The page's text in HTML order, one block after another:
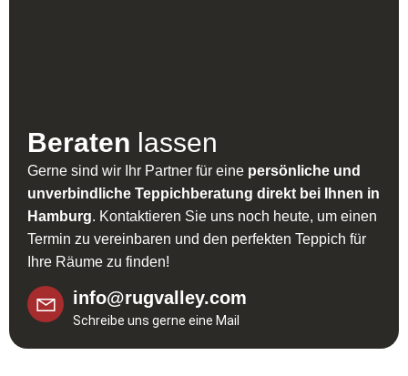
Beraten lassen
Gerne sind wir Ihr Partner für eine persönliche und
unverbindliche Teppichberatung direkt bei Ihnen in
Hamburg. Kontaktieren Sie uns noch heute, um einen
Termin zu vereinbaren und den perfekten Teppich für
Ihre Räume zu finden!
info@rugvalley.com
Schreibe uns gerne eine Mail